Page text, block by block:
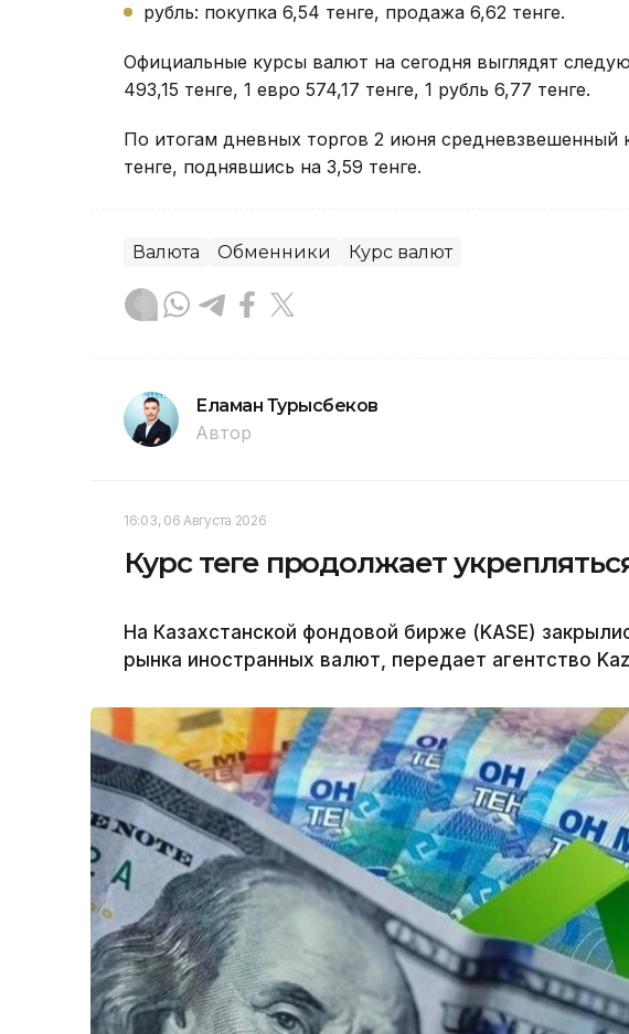
рубль: покупка 6,54 тенге, продажа 6,62 тенге.
Официальные курсы валют на сегодня выглядят
493,15 тенге, 1 евро 574,17 тенге, 1 рубль 6,77 тенге.
По итогам дневных торгов 2 июня средневзвешенный
тенге, поднявшись на 3,59 тенге.
Валюта Обменники Курс валют
Еламан Турысбеков
Автор
16:03, 06 Августа 2026
Курс теңге продолжает
На Казахстанской фондовой бирже (KASE)
рынка иностранных валют, передает агентство